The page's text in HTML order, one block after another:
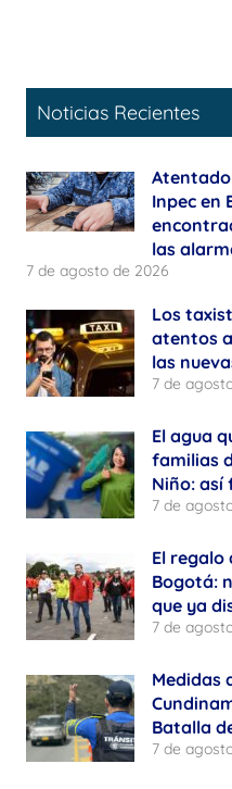
Noticias Recientes
Inpec en
las
7 de agosto de 2026
Los
atentos
las
7 de
El agua
familias
Niño: así
7 de
El regalo
Bogotá:
que ya
7 de
Medidas
Batalla
7 de